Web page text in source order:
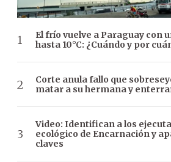
El frío vuelve a Paraguay con
hasta 10°C: ¿Cuándo y por
Corte anula fallo que
matar a su hermana y
Video: Identifican a los
ecológico de Encarnación y
claves